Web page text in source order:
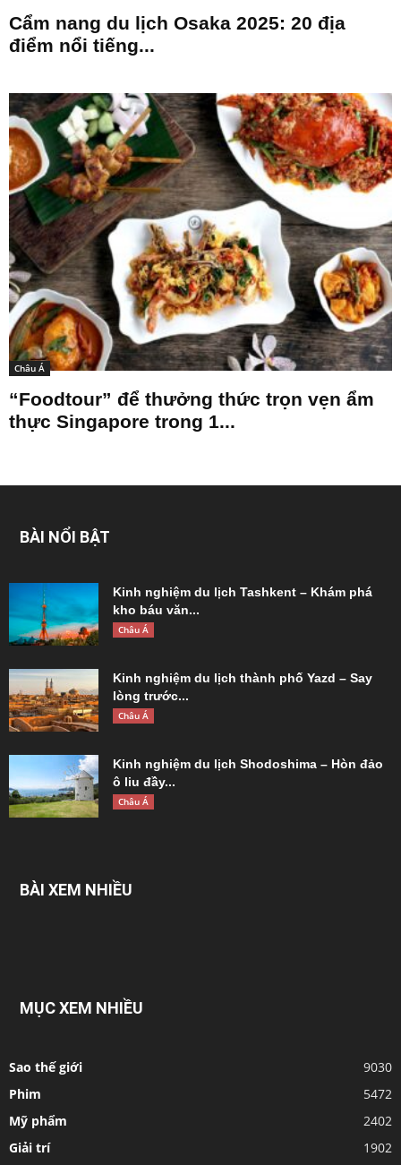
Cẩm nang du lịch Osaka 2025: 20 địa
điểm nổi tiếng...
Châu Á
“Foodtour” để thưởng thức trọn vẹn ẩm
thực Singapore trong 1...
BÀI NỔI BẬT
Kinh nghiệm du lịch Tashkent – Khám phá
kho báu văn...
Châu Á
Kinh nghiệm du lịch thành phố Yazd – Say
lòng trước...
Châu Á
Kinh nghiệm du lịch Shodoshima – Hòn đảo
ô liu đầy...
Châu Á
BÀI XEM NHIỀU
MỤC XEM NHIỀU
Sao thế giới
9030
Phim
5472
Mỹ phẩm
2402
Giải trí
1902